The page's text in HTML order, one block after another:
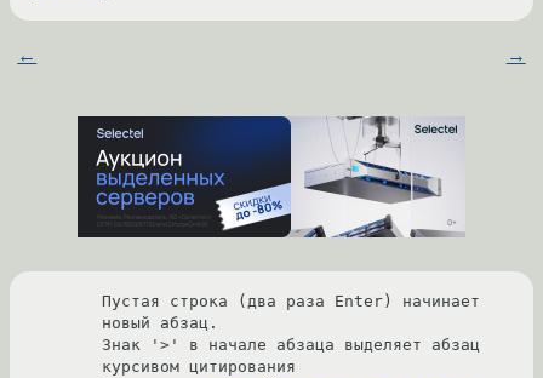
← →
Пустая строка (два раза Enter) начинает
новый абзац.
Знак '>' в начале абзаца выделяет абзац